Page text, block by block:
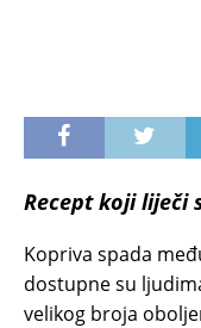
Recept koji liječi
Kopriva spada
dostupne su
velikog broja